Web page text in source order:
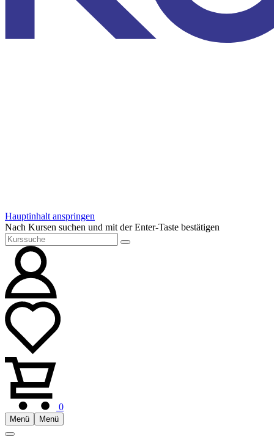
Hauptinhalt anspringen
Nach Kursen suchen und mit der Enter-Taste bestätigen
0
Menü Menü